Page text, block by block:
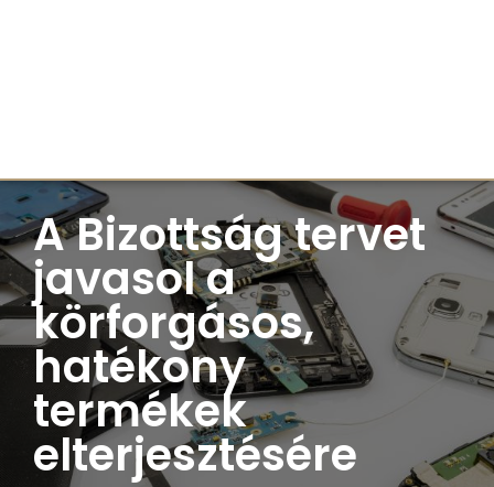
A Bizottság tervet
javasol a
körforgásos,
hatékony
termékek
elterjesztésére